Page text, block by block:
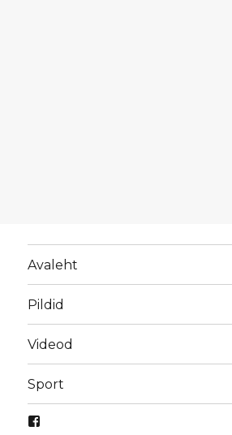
Avaleht
Pildid
Videod
Sport